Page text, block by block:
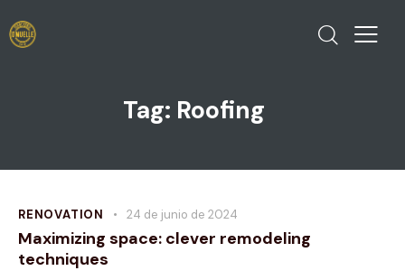
Tag: Roofing
RENOVATION 24 de junio de 2024
Maximizing space: clever remodeling
techniques